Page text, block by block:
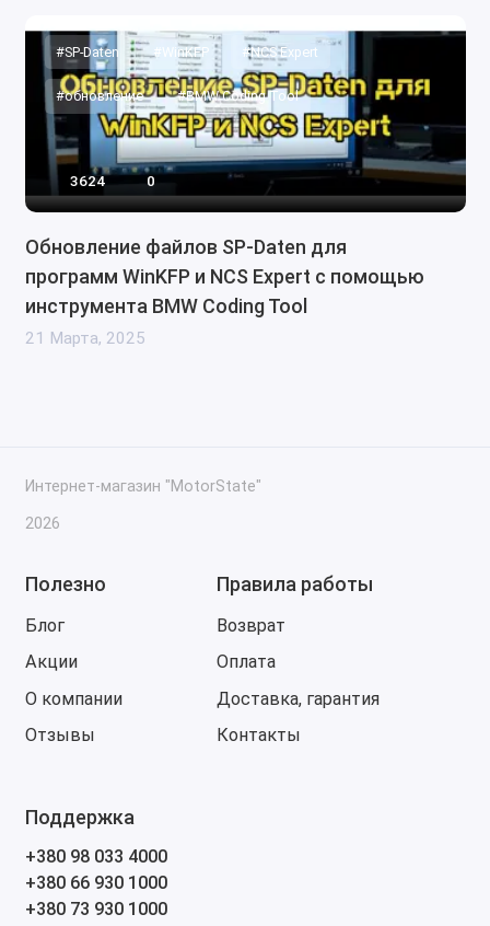
#SP-Daten #WinKFP #NCS Expert
#обновление #BMW Coding Tool
3624 0
Обновление файлов SP-Daten для
программ WinKFP и NCS Expert с помощью
инструмента BMW Coding Tool
21 Марта, 2025
Интернет-магазин "MotorState"
2026
Полезно
Блог
Акции
О компании
Отзывы
Правила работы
Возврат
Оплата
Доставка, гарантия
Контакты
Поддержка
+380 98 033 4000
+380 66 930 1000
+380 73 930 1000